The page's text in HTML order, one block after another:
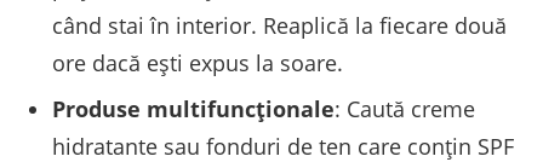
când stai în interior. Reaplică la fiecare două
ore dacă ești expus la soare.
Produse multifuncționale: Caută creme
hidratante sau fonduri de ten care conțin SPF